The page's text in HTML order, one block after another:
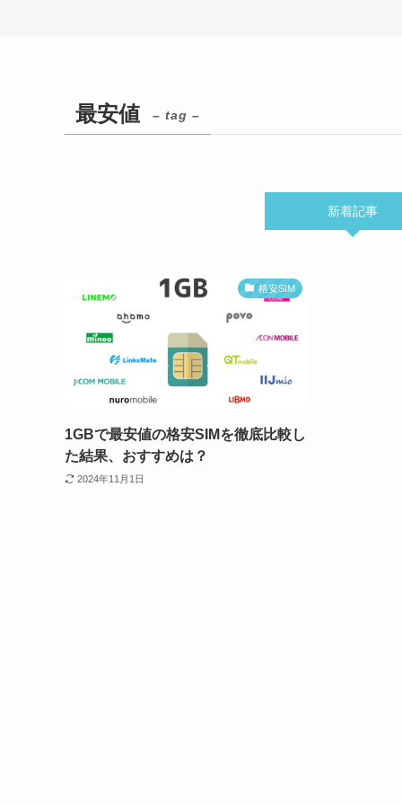
最安値 – tag –
新着記事
格安SIM
1GBで最安値の格安SIMを徹底比較し
た結果、おすすめは？
2024年11月1日